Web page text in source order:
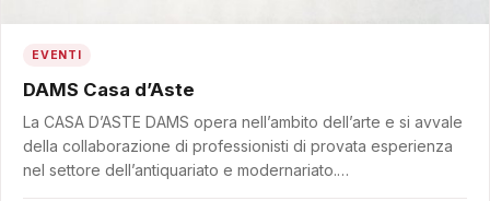
EVENTI
DAMS Casa d’Aste
La CASA D’ASTE DAMS opera nell’ambito dell’arte e si avvale
della collaborazione di professionisti di provata esperienza
nel settore dell’antiquariato e modernariato.…